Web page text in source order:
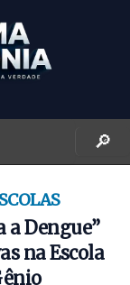
🔎
a Dengue”
na Escola